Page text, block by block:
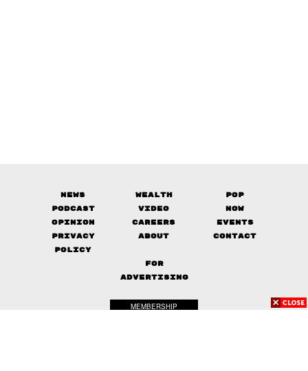
News Wealth
Pop
Podcast
Video
Now
Opinion
Careers
Events
Privacy
Policy
About Contact
FOR
ADVERTISING
MEMBERSHIP